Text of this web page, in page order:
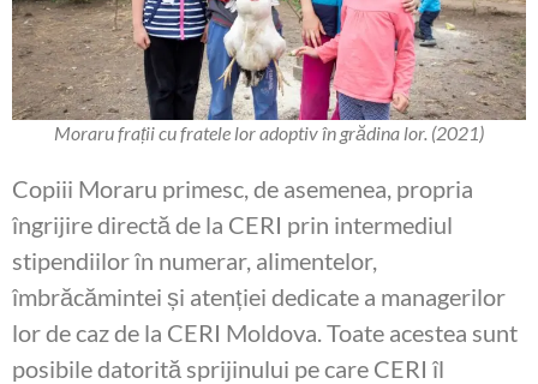
Moraru frații cu fratele lor adoptiv în grădina lor. (2021)
Copiii Moraru primesc, de asemenea, propria
îngrijire directă de la CERI prin intermediul
stipendiilor în numerar, alimentelor,
îmbrăcămintei și atenției dedicate a managerilor
lor de caz de la CERI Moldova. Toate acestea sunt
posibile datorită sprijinului pe care CERI îl